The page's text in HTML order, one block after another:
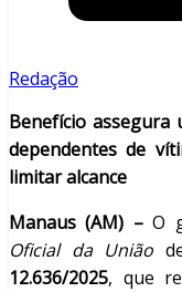
Redação
Benefício assegura
dependentes de
limitar alcance
Manaus (AM) –O
Oficial da União
12.636/2025, que